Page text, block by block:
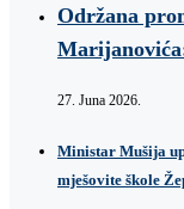
Održana
27. Juna 2026.
Ministar Mušija
mješovite škole